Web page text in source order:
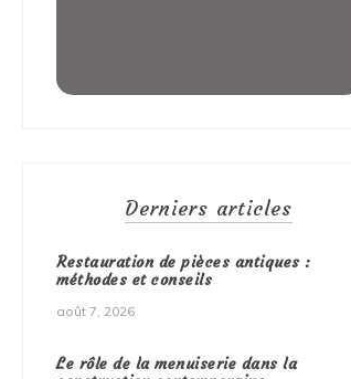
Derniers articles
Restauration de pièces antiques :
méthodes et conseils
août 7, 2026
Le rôle de la menuiserie dans la